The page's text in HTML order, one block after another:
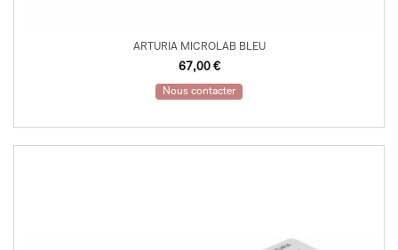
ARTURIA MICROLAB BLEU
67,00 €
Nous contacter